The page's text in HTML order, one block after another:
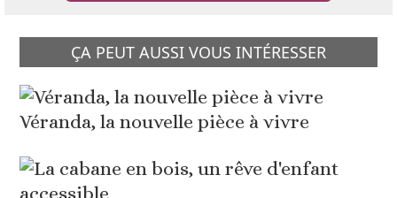
ÇA PEUT AUSSI VOUS INTÉRESSER
Véranda, la nouvelle pièce à vivre